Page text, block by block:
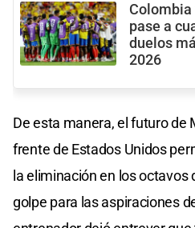
Colombia
pase a
duelos
2026
De esta manera, el futuro de
frente de Estados Unidos
la eliminación en los octavos
golpe para las aspiraciones